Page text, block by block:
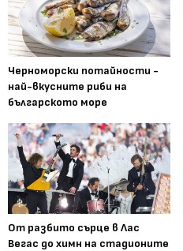
Черноморски потайности -
най-вкусните риби на
българското море
От разбито сърце в Лас
Вегас до химн на стадионите